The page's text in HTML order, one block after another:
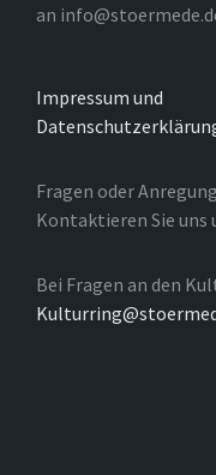
an
Impressum und
Fragen oder
Kontaktieren Sie uns
Bei Fragen an den